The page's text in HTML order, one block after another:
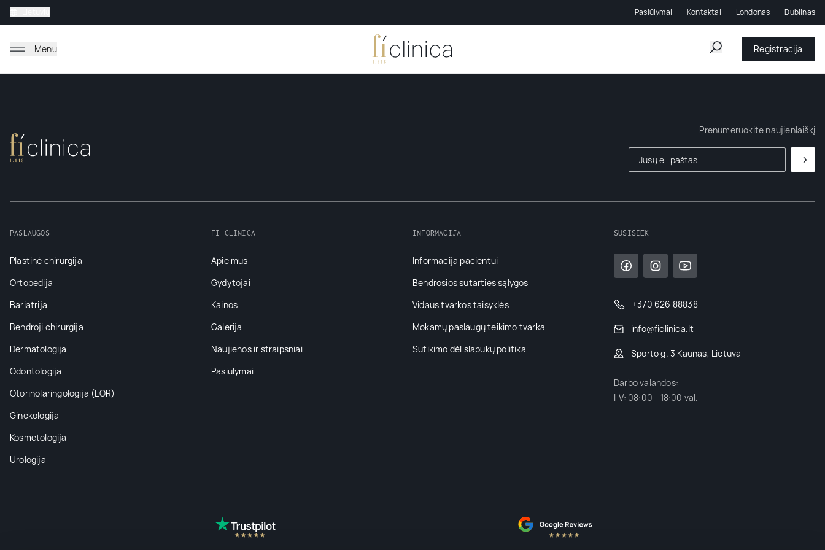
Pasiūlymai Kontaktai Londonas Dublinas
Menu Registracija
Prenumeruokite naujienlaiškį
PASLAUGOS
Plastinė chirurgija
Ortopedija
Bariatrija
Bendroji chirurgija
Dermatologija
Odontologija
Otorinolaringologija (LOR)
Ginekologija
Kosmetologija
Urologija
FI CLINICA
Apie mus
Gydytojai
Kainos
Galerija
Naujienos ir straipsniai
Pasiūlymai
INFORMACIJA
Informacija pacientui
Bendrosios sutarties sąlygos
Vidaus tvarkos taisyklės
Mokamų paslaugų teikimo tvarka
Sutikimo dėl slapukų politika
SUSISIEK
+370 626 88838
info@ficlinica.lt
Sporto g. 3 Kaunas, Lietuva
Darbo valandos:
I-V: 08:00 - 18:00 val.